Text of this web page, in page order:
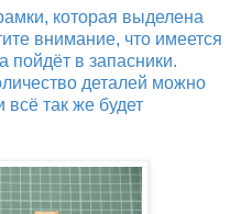
которая выделена
внимание, что имеется
пойдёт в запасники.
деталей можно
всё так же будет